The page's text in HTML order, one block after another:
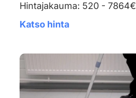
Hintajakauma: 520 - 7864€
Katso hinta